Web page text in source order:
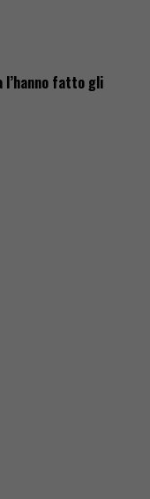
l’hanno fatto gli